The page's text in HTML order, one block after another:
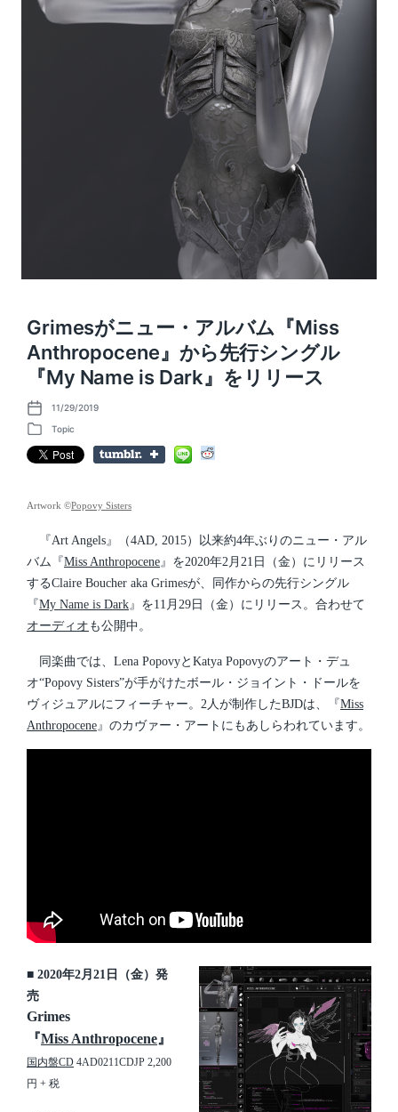
Grimesがニュー・アルバム『Miss
Anthropocene』から先行シングル
『My Name is Dark』をリリース
P
o
t
d
e
11/29/2019
P
o
s
d
Topic
Artwork ©Popovy Sisters
『Art Angels』（4AD, 2015）以来約4年ぶりのニュー・アル
バム『Miss Anthropocene』を2020年2月21日（金）にリリース
するClaire Boucher aka Grimesが、同作からの先行シングル
『My Name is Dark』を11月29日（金）にリリース。合わせて
オーディオ も公開中。
同楽曲では、Lena PopovyとKatya Popovyのアート・デュ
オ“Popovy Sisters”が手がけたボール・ジョイント・ドールを
ヴィジュアルにフィーチャー。2人が制作したBJDは、『Miss
Anthropocene』のカヴァー・アートにもあしらわれています。
■ 2020年2月21日（金）発
売
Grimes
『Miss Anthropocene 』
国内盤CD 4AD0211CDJP 2,200
円 + 税